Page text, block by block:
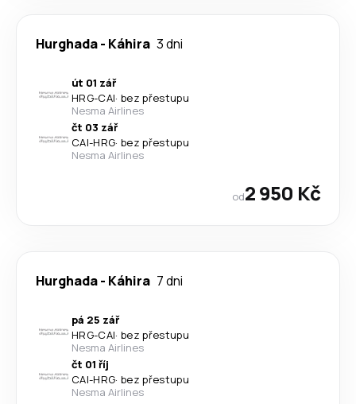
Hurghada- Káhira 3 dni
út 01 zář
HRG-CAI· bez přestupu
Nesma Airlines
čt 03 zář
CAI-HRG· bez přestupu
Nesma Airlines
od2 950 Kč
Hurghada- Káhira 7 dni
pá 25 zář
HRG-CAI· bez přestupu
Nesma Airlines
čt 01 říj
CAI-HRG· bez přestupu
Nesma Airlines